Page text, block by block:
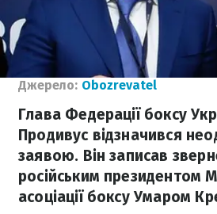
Джерело: Obozrevatel
Глава Федерації боксу
Продивус відзначився
заявою. Він записав
російським президентом
асоціації боксу Умаром